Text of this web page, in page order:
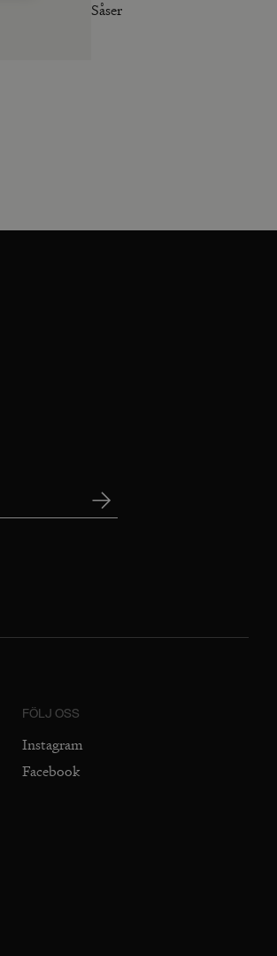
Såser
FÖLJ OSS
Instagram
Facebook